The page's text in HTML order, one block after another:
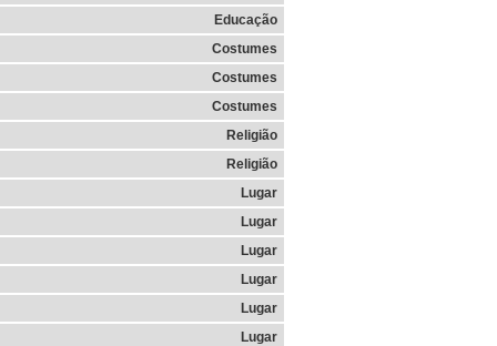
Educação
Costumes
Costumes
Costumes
Religião
Religião
Lugar
Lugar
Lugar
Lugar
Lugar
Lugar